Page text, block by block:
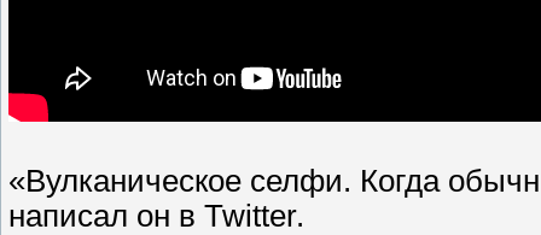
«Вулканическое селфи. Когда
написал он в Twitter.